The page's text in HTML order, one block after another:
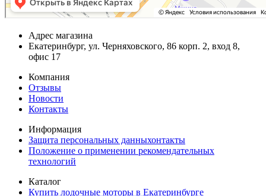
Адрес магазина
Екатеринбург, ул. Черняховского, 86 корп. 2, вход 8,
офис 17
Компания
Отзывы
Новости
Контакты
Информация
Защита персональных данныхонтакты
Положение о применении рекомендательных
технологий
Каталог
Купить лодочные моторы в Екатеринбурге